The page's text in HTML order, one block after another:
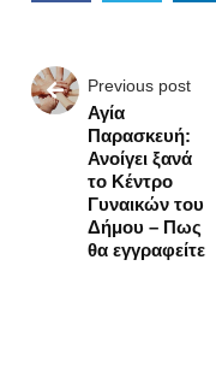
Previous post
Αγία
Παρασκευή:
Ανοίγει ξανά
το Κέντρο
Γυναικών του
Δήμου – Πως
θα εγγραφείτε